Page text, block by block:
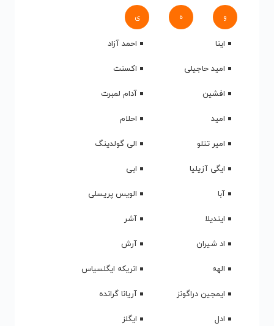
و ه ی
اینا
احمد آزاد
امید حاجیلی
اکسنت
افشین
آدام لمبرت
امید
احلام
امیر تتلو
الی گولدینگ
ایگی آزیلیا
ابی
آبا
الویس پریسلی
ایندیلا
آشر
اد شیران
آرش
الهه
انریکه ایگلسیاس
ایمجین دراگونز
آریانا گرانده
ادل
ایگلز